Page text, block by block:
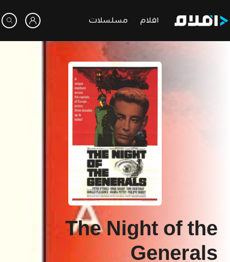
افلام مسلسلات
The Night of the
Generals